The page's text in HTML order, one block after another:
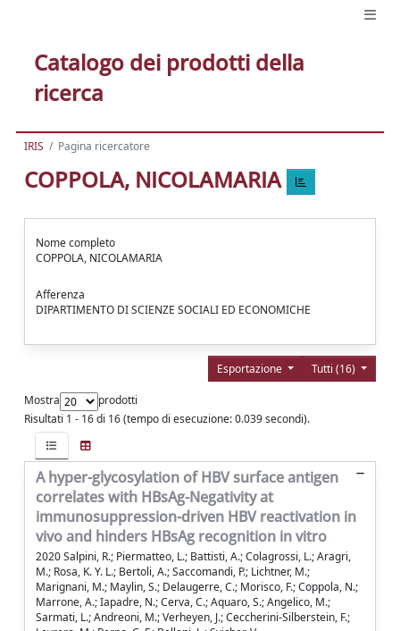
Catalogo dei prodotti della
ricerca
IRIS Pagina ricercatore
COPPOLA, NICOLAMARIA
Nome completo
COPPOLA, NICOLAMARIA
Afferenza
DIPARTIMENTO DI SCIENZE SOCIALI ED ECONOMICHE
Tutti (16)
Esportazione
Mostra
prodotti
Risultati 1 - 16 di 16 (tempo di esecuzione: 0.039 secondi).
A hyper-glycosylation of HBV surface antigen
correlates with HBsAg-Negativity at
immunosuppression-driven HBV reactivation in
vivo and hinders HBsAg recognition in vitro
2020 Salpini, R.; Piermatteo, L.; Battisti, A.; Colagrossi, L.; Aragri,
M.; Rosa, K. Y. L.; Bertoli, A.; Saccomandi, P.; Lichtner, M.;
Marignani, M.; Maylin, S.; Delaugerre, C.; Morisco, F.; Coppola, N.;
Marrone, A.; Iapadre, N.; Cerva, C.; Aquaro, S.; Angelico, M.;
Sarmati, L.; Andreoni, M.; Verheyen, J.; Ceccherini-Silberstein, F.;